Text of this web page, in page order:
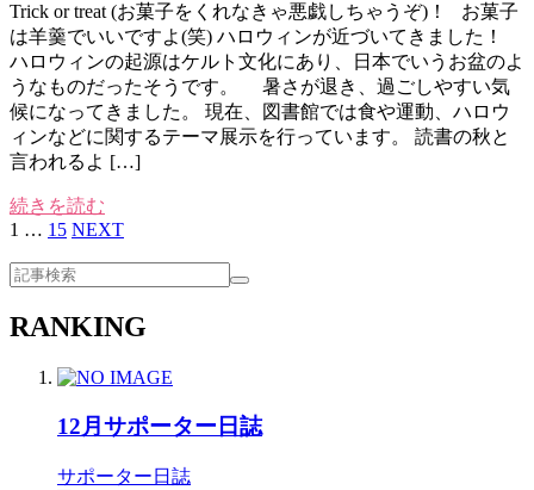
Trick or treat (お菓子をくれなきゃ悪戯しちゃうぞ)！ お菓子
は羊羹でいいですよ(笑) ハロウィンが近づいてきました！
ハロウィンの起源はケルト文化にあり、日本でいうお盆のよ
うなものだったそうです。 暑さが退き、過ごしやすい気
候になってきました。 現在、図書館では食や運動、ハロウ
ィンなどに関するテーマ展示を行っています。 読書の秋と
言われるよ […]
続きを読む
1 … 15 NEXT
RANKING
12月サポーター日誌
サポーター日誌